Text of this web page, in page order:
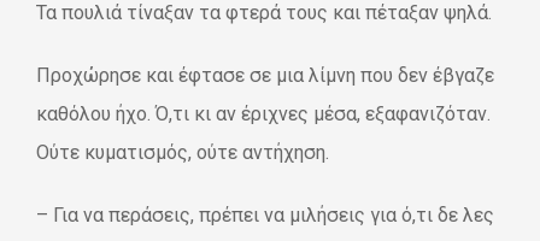
Τα πουλιά τίναξαν τα φτερά τους και πέταξαν ψηλά.
Προχώρησε και έφτασε σε μια λίμνη που δεν έβγαζε
καθόλου ήχο. Ό,τι κι αν έριχνες μέσα, εξαφανιζόταν.
Ούτε κυματισμός, ούτε αντήχηση.
– Για να περάσεις, πρέπει να μιλήσεις για ό,τι δε λες